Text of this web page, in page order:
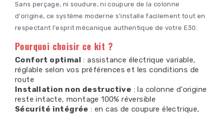
Sans perçage, ni soudure, ni coupure de la colonne
d'origine, ce système moderne s'installe facilement tout en
respectant l'esprit mécanique authentique de votre E30.
Pourquoi choisir ce kit ?
Confort optimal : assistance électrique variable,
réglable selon vos préférences et les conditions de
route
Installation non destructive : la colonne d'origine
reste intacte, montage 100% réversible
Sécurité intégrée : en cas de coupure électrique,